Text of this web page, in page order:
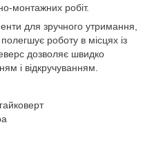
монтажних робіт.
для зручного утримання,
роботу в місцях із
дозволяє швидко
і відкручуванням.